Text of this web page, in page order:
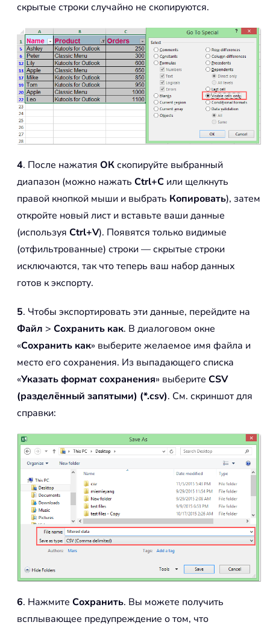
скрытые строки случайно не скопируются.
4. После нажатия ОКскопируйте выбранный
диапазон (можно нажать Ctrl+C или щелкнуть
правой кнопкой мыши и выбрать Копировать), затем
откройте новый лист и вставьте ваши данные
(используя Ctrl+V). Появятся только видимые
(отфильтрованные) строки — скрытые строки
исключаются, так что теперь ваш набор данных
готов к экспорту.
5. Чтобы экспортировать эти данные, перейдите на
Файл > Сохранить как. В диалоговом окне
«Сохранить как» выберите желаемое имя файла и
место его сохранения. Из выпадающего списка
«Указать формат сохранения» выберите CSV
(разделённый запятыми) (*.csv). См. скриншот для
справки:
6. Нажмите Сохранить. Вы можете получить
всплывающее предупреждение о том, что